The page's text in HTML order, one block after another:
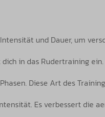
und Dauer, um
in das Rudertraining
Diese Art des
Es verbessert die